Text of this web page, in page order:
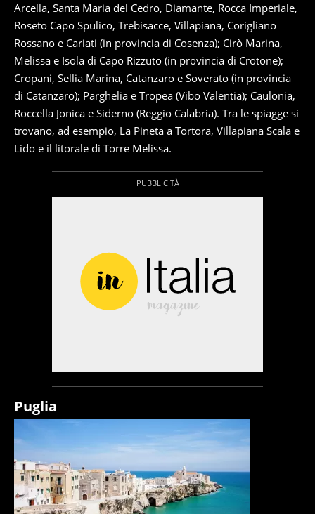
Arcella, Santa Maria del Cedro, Diamante, Rocca Imperiale,
Roseto Capo Spulico, Trebisacce, Villapiana, Corigliano
Rossano e Cariati (in provincia di Cosenza); Cirò Marina,
Melissa e Isola di Capo Rizzuto (in provincia di Crotone);
Cropani, Sellia Marina, Catanzaro e Soverato (in provincia
di Catanzaro); Parghelia e Tropea (Vibo Valentia); Caulonia,
Roccella Jonica e Siderno (Reggio Calabria). Tra le spiagge si
trovano, ad esempio, La Pineta a Tortora, Villapiana Scala e
Lido e il litorale di Torre Melissa.
Puglia